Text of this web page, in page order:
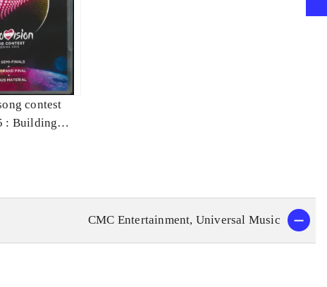
contest
: Building
CMC Entertainment, Universal Music